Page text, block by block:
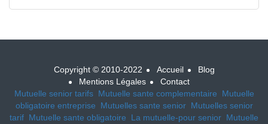
Copyright © 2010-2022 Accueil
Blog
Mentions Légales
Contact
Mutuelle senior tarifs Mutuelle sante complementaire
Mutuelle
obligatoire entreprise
Mutuelles sante senior Mutuelles senior
tarif Mutuelle sante obligatoire La mutuelle-pour senior Mutuelle